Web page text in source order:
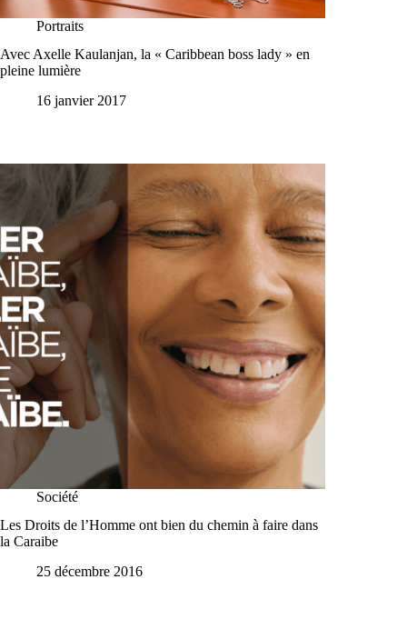
Portraits
Avec Axelle Kaulanjan, la « Caribbean boss lady » en
pleine lumière
16 janvier 2017
Société
Les Droits de l’Homme ont bien du chemin à faire dans
la Caraibe
25 décembre 2016